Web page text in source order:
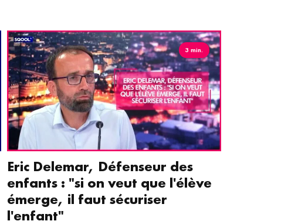
3 min.
Eric Delemar, Défenseur des
enfants : "si on veut que l'élève
émerge, il faut sécuriser
l'enfant"